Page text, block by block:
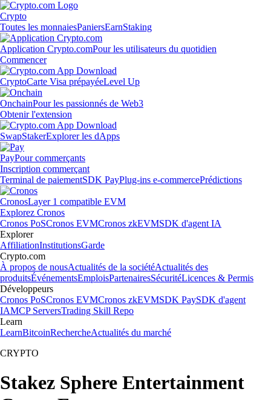
Crypto
Toutes les monnaiesPaniersEarnStaking
Application Crypto.comPour les utilisateurs du quotidien
Commencer
CryptoCarte Visa prépayéeLevel Up
OnchainPour les passionnés de Web3
Obtenir l'extension
SwapStakerExplorer les dApps
PayPour commerçants
Inscription commerçant
Terminal de paiementSDK PayPlug-ins e-commercePrédictions
CronosLayer 1 compatible EVM
Explorez Cronos
Cronos PoSCronos EVMCronos zkEVMSDK d'agent IA
Explorer
AffiliationInstitutionsGarde
Crypto.com
À propos de nousActualités de la sociétéActualités des
produitsÉvénementsEmploisPartenairesSécuritéLicences & Permis
Développeurs
Cronos PoSCronos EVMCronos zkEVMSDK PaySDK d'agent
IAMCP ServersTrading Skill Repo
Learn
LearnBitcoinRechercheActualités du marché
CRYPTO
Stakez Sphere Entertainment